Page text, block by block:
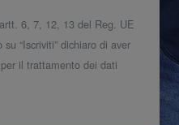
6, 7, 12, 13 del Reg. UE
“Iscriviti” dichiaro di aver
per il trattamento dei dati